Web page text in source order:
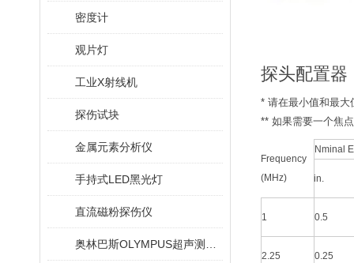
密度计
观片灯
工业X射线机
探伤试块
金属元素分析仪
手持式LED黑光灯
直流磁粉探伤仪
探头配置器
* 请在最小值和最
** 如果需要一个焦
Frequency
(MHz)
Nminal
in.
1 0.5
2.25 0.25